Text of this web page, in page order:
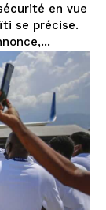
en vue
se précise.